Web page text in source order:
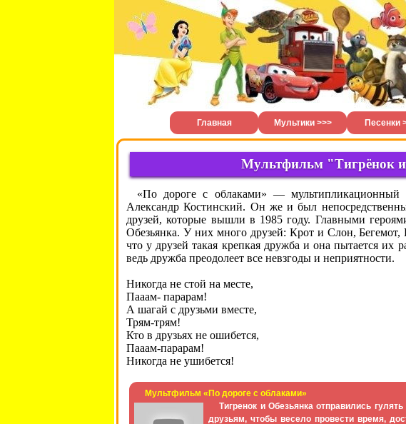
Главная Мультики >>> Песенки
Мультфильм "Тигрёнок и
«По дороге с облаками» — мультипликационный
Александр Костинский. Он же и был
друзей, которые вышли в 1985 году. Главными
Обезьянка. У них много друзей: Крот и Слон,
что у друзей такая крепкая дружба и она пытается их
ведь дружба преодолеет все невзгоды и неприятности.
Никогда не стой на месте,
Пааам- парарам!
А шагай с друзьми вместе,
Трям-трям!
Кто в друзьях не ошибется,
Пааам-парарам!
Никогда не ушибется!
Мультфильм «По дороге с облаками»
Тигренок и Обезьянка отправились
друзьям, чтобы весело провести время,